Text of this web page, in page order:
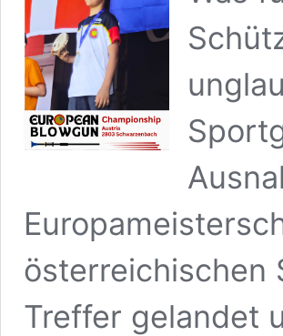
österreichischen
Treffer gelandet